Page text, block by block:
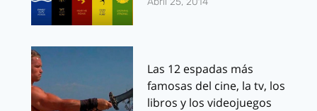
Las 12 espadas más
famosas del cine, la tv, los
libros y los videojuegos